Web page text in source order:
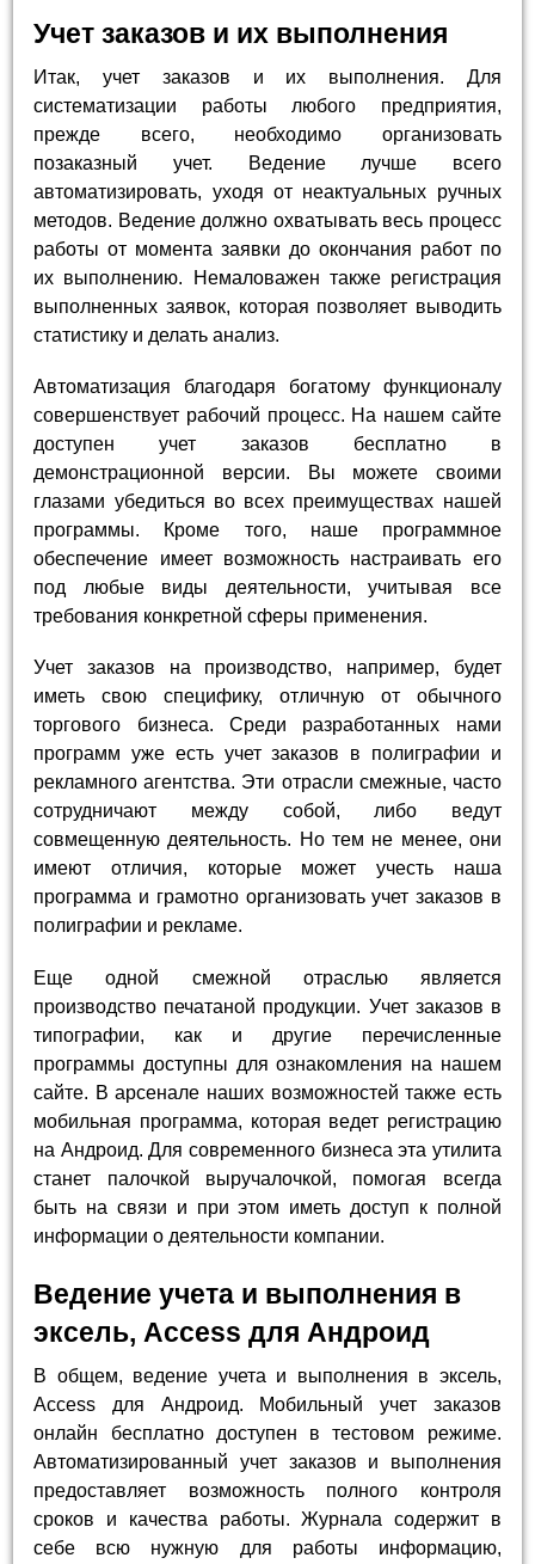
Учет заказов и их выполнения
Итак, учет заказов и их выполнения. Для
систематизации работы любого предприятия,
прежде всего, необходимо организовать
позаказный учет. Ведение лучше всего
автоматизировать, уходя от неактуальных ручных
методов. Ведение должно охватывать весь процесс
работы от момента заявки до окончания работ по
их выполнению. Немаловажен также регистрация
выполненных заявок, которая позволяет выводить
статистику и делать анализ.
Автоматизация благодаря богатому функционалу
совершенствует рабочий процесс. На нашем сайте
доступен учет заказов бесплатно в
демонстрационной версии. Вы можете своими
глазами убедиться во всех преимуществах нашей
программы. Кроме того, наше программное
обеспечение имеет возможность настраивать его
под любые виды деятельности, учитывая все
требования конкретной сферы применения.
Учет заказов на производство, например, будет
иметь свою специфику, отличную от обычного
торгового бизнеса. Среди разработанных нами
программ уже есть учет заказов в полиграфии и
рекламного агентства. Эти отрасли смежные, часто
сотрудничают между собой, либо ведут
совмещенную деятельность. Но тем не менее, они
имеют отличия, которые может учесть наша
программа и грамотно организовать учет заказов в
полиграфии и рекламе.
Еще одной смежной отраслью является
производство печатаной продукции. Учет заказов в
типографии, как и другие перечисленные
программы доступны для ознакомления на нашем
сайте. В арсенале наших возможностей также есть
мобильная программа, которая ведет регистрацию
на Андроид. Для современного бизнеса эта утилита
станет палочкой выручалочкой, помогая всегда
быть на связи и при этом иметь доступ к полной
информации о деятельности компании.
Ведение учета и выполнения в
эксель, Access для Андроид
В общем, ведение учета и выполнения в эксель,
Access для Андроид. Мобильный учет заказов
онлайн бесплатно доступен в тестовом режиме.
Автоматизированный учет заказов и выполнения
предоставляет возможность полного контроля
сроков и качества работы. Журнала содержит в
себе всю нужную для работы информацию,